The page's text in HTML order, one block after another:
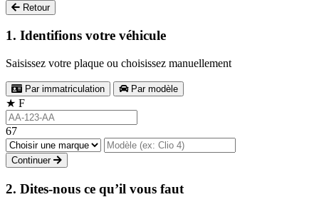
Retour
1. Identifions votre véhicule
Saisissez votre plaque ou choisissez manuellement
Par immatriculation Par modèle
★ F
67
Continuer
2. Dites-nous ce qu’il vous faut